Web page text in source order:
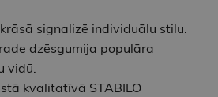
signalizē individuālu stilu.
dzēsgumija populāra
vidū.
kvalitatīvā STABILO